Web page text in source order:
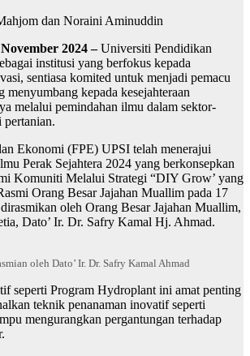
dan Noraini Aminuddin
2024 –Universiti Pendidikan
institusi yang berfokus kepada
sentiasa komited untuk menjadi pemacu
menyumbang kepada kesejahteraan
melalui pemindahan ilmu dalam sektor-
pertanian.
Ekonomi (FPE) UPSI telah menerajui
Perak Sejahtera 2024 yang berkonsepkan
Komuniti Melalui Strategi “DIY Grow’ yang
Orang Besar Jajahan Muallim pada 17
oleh Orang Besar Jajahan Muallim,
Dato’ Ir. Dr. Safry Kamal Hj. Ahmad.
oleh Dato’ Ir. Dr. Safry Kamal Ahmad
seperti Program Hydroplant ini amat penting
teknik penanaman inovatif seperti
mengurangkan pergantungan terhadap